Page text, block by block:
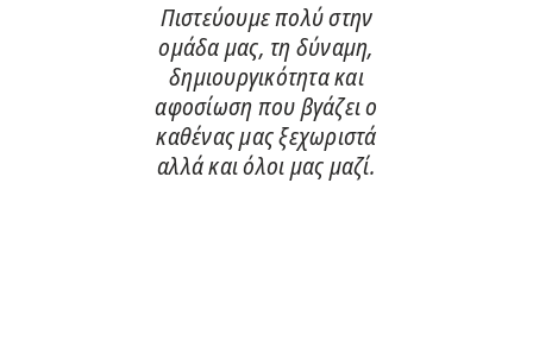
Πιστεύουμε πολύ στην
ομάδα μας, τη δύναμη,
δημιουργικότητα και
αφοσίωση που βγάζει ο
καθένας μας ξεχωριστά
αλλά και όλοι μας μαζί.